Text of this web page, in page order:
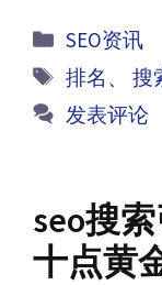
分
类
SEO资讯
标
签
排名 、搜
发表评论
seo搜
十点黄